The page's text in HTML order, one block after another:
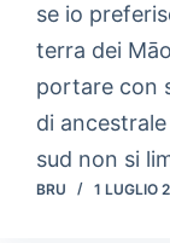
se io
terra dei
portare con
di
sud non si
BRU 1 LUGLIO